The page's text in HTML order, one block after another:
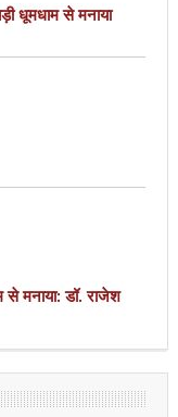
धूमधाम से मनाया
से मनाया: डॉ. राजेश